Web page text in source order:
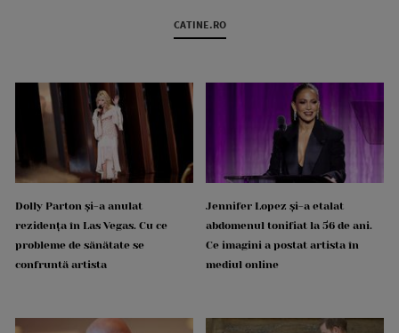
CATINE.RO
Dolly Parton și-a anulat
rezidența în Las Vegas. Cu ce
probleme de sănătate se
confruntă artista
Jennifer Lopez și-a etalat
abdomenul tonifiat la 56 de ani.
Ce imagini a postat artista în
mediul online